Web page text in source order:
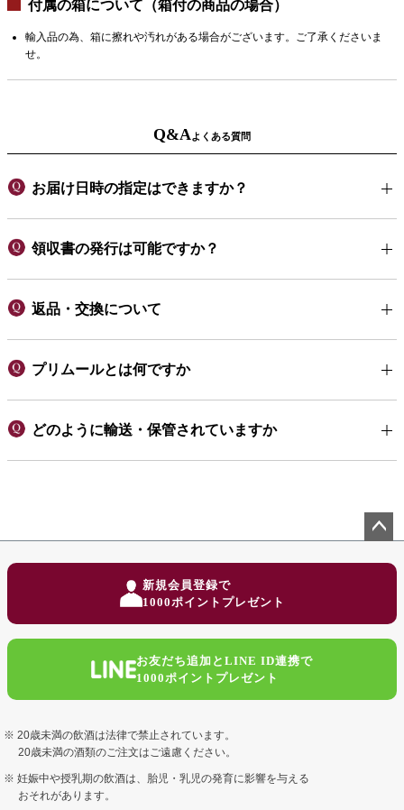
付属の箱について（箱付の商品の場合）
輸入品の為、箱に擦れや汚れがある場合がございます。ご了承くださいま
せ。
Q&Aよくある質問
お届け日時の指定はできますか？
領収書の発行は可能ですか？
返品・交換について
プリムールとは何ですか
どのように輸送・保管されていますか
新規会員登録で
1000ポイントプレゼント
お友だち追加とLINE ID連携で
1000ポイントプレゼント
20歳未満の飲酒は法律で禁止されています。
20歳未満の酒類のご注文はご遠慮ください。
妊娠中や授乳期の飲酒は、胎児・乳児の発育に影響を与える
おそれがあります。